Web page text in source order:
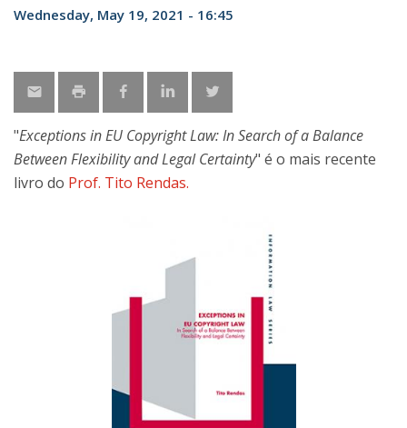
Wednesday, May 19, 2021 - 16:45
"Exceptions in EU Copyright Law: In Search of a Balance
Between Flexibility and Legal Certainty" é o mais recente
livro do Prof. Tito Rendas.